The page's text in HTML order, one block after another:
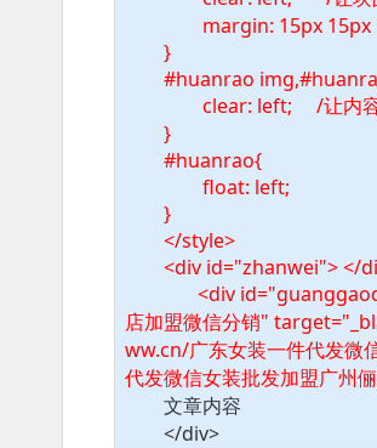
margin: 15px 15px
}
#huanrao
clear: left; /让内容
}
#huanrao{
float: left;
}
</style>
<div id="zhanwei"> </
<div
店加盟微信分销"
ww.cn/广东女装一件代发微
代发微信女装批发加盟广州
文章内容
</div>